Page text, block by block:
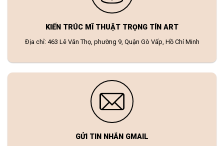
KIẾN TRÚC MĨ THUẬT TRỌNG TÍN ART
Địa chỉ: 463 Lê Văn Thọ, phường 9, Quận Gò Vấp, Hồ Chí Minh
GỬI TIN NHẮN GMAIL